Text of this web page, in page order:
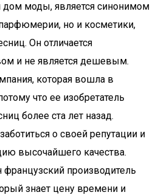
дом моды, является синонимом
но и косметики,
Он отличается
и не является дешевым.
которая вошла в
что ее изобретатель
более ста лет назад.
о своей репутации и
высочайшего качества.
производитель
знает цену времени и